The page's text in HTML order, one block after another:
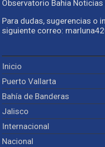
Observatorio Bahia Noticias
Para dudas, sugerencias o
siguiente correo:
Inicio
Puerto Vallarta
Bahía de Banderas
Jalisco
Internacional
Nacional